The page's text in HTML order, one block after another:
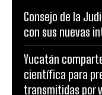
Consejo de la
con sus nuevas
Yucatán
científica para
transmitidas por